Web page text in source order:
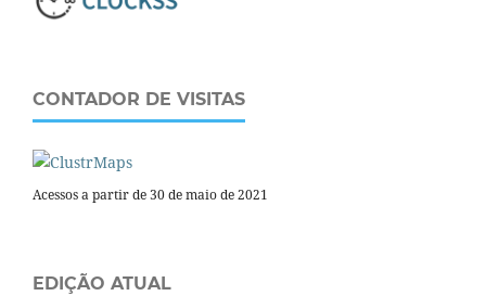
CONTADOR DE VISITAS
Acessos a partir de 30 de maio de 2021
EDIÇÃO ATUAL